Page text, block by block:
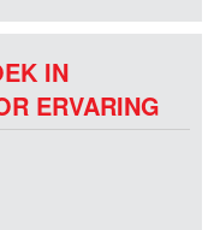
IN
ERVARING